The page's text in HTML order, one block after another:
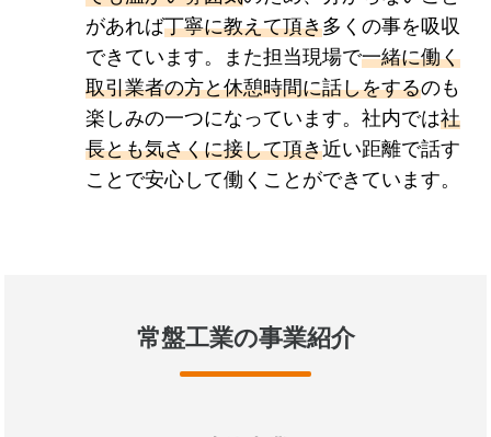
があれば丁寧に教えて頂き多くの事を吸収
できています。また担当現場で一緒に働く
取引業者の方と休憩時間に話しをするのも
楽しみの一つになっています。社内では社
長とも気さくに接して頂き近い距離で話す
ことで安心して働くことができています。
常盤工業の事業紹介